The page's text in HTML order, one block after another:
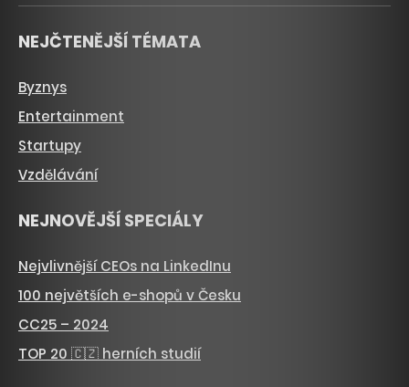
NEJČTENĚJŠÍ TÉMATA
Byznys
Entertainment
Startupy
Vzdělávání
NEJNOVĚJŠÍ SPECIÁLY
Nejvlivnější CEOs na LinkedInu
100 největších e-shopů v Česku
CC25 – 2024
TOP 20 🇨🇿 herních studií